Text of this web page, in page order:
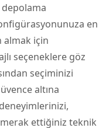
en
almak için
seçeneklere göz
seçiminizi
altına
merak ettiğiniz teknik